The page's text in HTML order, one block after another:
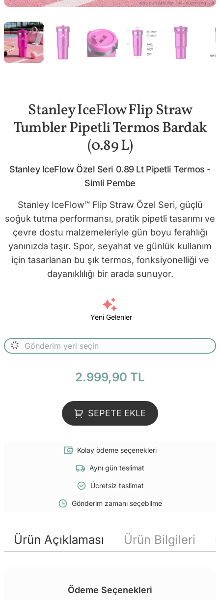
Stanley IceFlow Flip Straw
Tumbler Pipetli Termos Bardak
(0.89 L)
Stanley IceFlow Özel Seri 0.89 Lt Pipetli Termos -
Simli Pembe
Stanley IceFlow™ Flip Straw Özel Seri, güçlü
soğuk tutma performansı, pratik pipetli tasarımı ve
çevre dostu malzemeleriyle gün boyu ferahlığı
yanınızda taşır. Spor, seyahat ve günlük kullanım
için tasarlanan bu şık termos, fonksiyonelliği ve
dayanıklılığı bir arada sunuyor.
Yeni Gelenler
2.999,90 TL
SEPETE EKLE
Kolay ödeme seçenekleri
Aynı gün teslimat
Ücretsiz teslimat
Gönderim zamanı seçebilme
Ürün Açıklaması Ürün Bilgileri
Ödeme Seçenekleri